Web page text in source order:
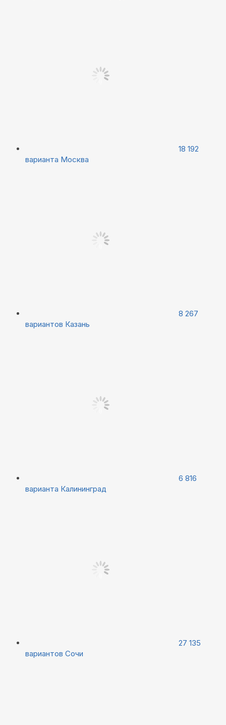
18 192
варианта Москва
8 267
вариантов Казань
6 816
варианта Калининград
27 135
вариантов Сочи